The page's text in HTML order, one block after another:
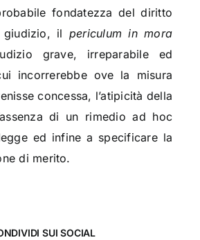
fondatezza del diritto
il periculum in mora
grave, irreparabile ed
incorrerebbe ove la misura
concessa, l’atipicità della
di un rimedio ad hoc
ed infine a specificare la
di merito.
SUI SOCIAL